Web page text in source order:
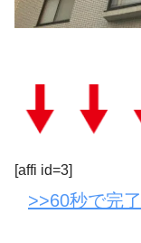
[affi id=3]
>>60秒で完